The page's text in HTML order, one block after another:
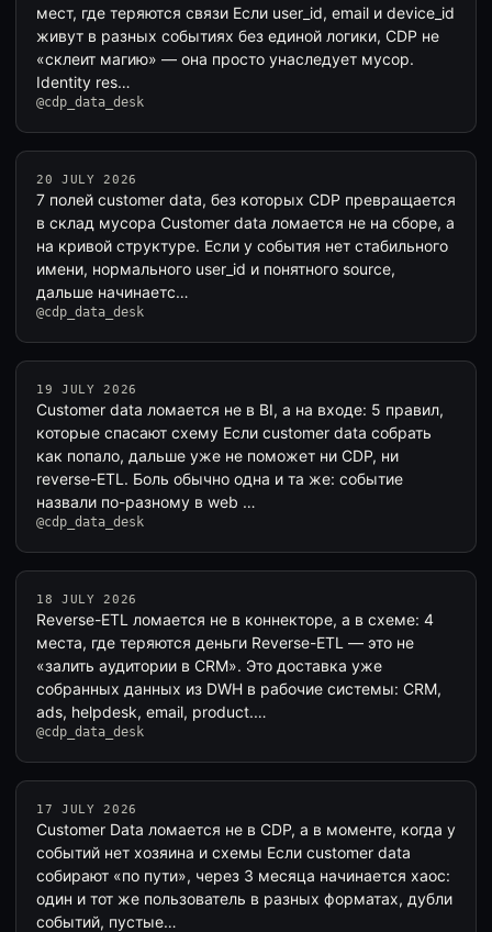
мест, где теряются связи Если user_id, email и device_id
живут в разных событиях без единой логики, CDP не
«склеит магию» — она просто унаследует мусор.
Identity res…
@cdp_data_desk
20 JULY 2026
7 полей customer data, без которых CDP превращается
в склад мусора Customer data ломается не на сборе, а
на кривой структуре. Если у события нет стабильного
имени, нормального user_id и понятного source,
дальше начинаетс…
@cdp_data_desk
19 JULY 2026
Customer data ломается не в BI, а на входе: 5 правил,
которые спасают схему Если customer data собрать
как попало, дальше уже не поможет ни CDP, ни
reverse-ETL. Боль обычно одна и та же: событие
назвали по-разному в web …
@cdp_data_desk
18 JULY 2026
Reverse-ETL ломается не в коннекторе, а в схеме: 4
места, где теряются деньги Reverse-ETL — это не
«залить аудитории в CRM». Это доставка уже
собранных данных из DWH в рабочие системы: CRM,
ads, helpdesk, email, product.…
@cdp_data_desk
17 JULY 2026
Customer Data ломается не в CDP, а в моменте, когда у
событий нет хозяина и схемы Если customer data
собирают «по пути», через 3 месяца начинается хаос:
один и тот же пользователь в разных форматах, дубли
событий, пустые…